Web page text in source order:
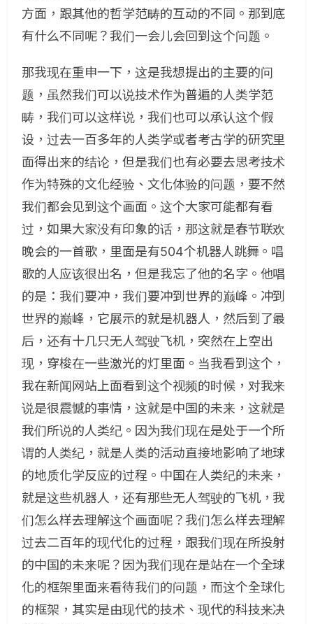
方面，跟其他的哲学范畴的互动的不同。那到底
有什么不同呢？我们一会儿会回到这个问题。
那我现在重申一下，这是我想提出的主要的问
题，虽然我们可以说技术作为普遍的人类学范
畴，我们可以这样说，我们也可以承认这个假
设，过去一百多年的人类学或者考古学的研究里
面得出来的结论，但是我们也有必要去思考技术
作为特殊的文化经验、文化体验的问题，要不然
我们都会见到这个画面。这个大家可能都有看
过，如果大家没有印象的话，那这就是春节联欢
晚会的一首歌，里面是有504个机器人跳舞。唱
歌的人应该很出名，但是我忘了他的名字。他唱
的是：我们要冲，我们要冲到世界的巅峰。冲到
世界的巅峰，它展示的就是机器人，然后到了最
后，还有十几只无人驾驶飞机，突然在上空出
现，穿梭在一些激光的灯里面。当我看到这个，
我在新闻网站上面看到这个视频的时候，对我来
说是很震憾的事情，这就是中国的未来，这就是
我们所说的人类纪。因为我们现在是处于一个所
谓的人类纪，就是人类的活动直接地影响了地球
的地质化学反应的过程。中国在人类纪的未来，
就是这些机器人，还有那些无人驾驶的飞机，我
们怎么样去理解这个画面呢？我们怎么样去理解
过去二百年的现代化的过程，跟我们现在所投射
的中国的未来呢？因为我们现在是站在一个全球
化的框架里面来看待我们的问题，而这个全球化
的框架，其实是由现代的技术、现代的科技来决